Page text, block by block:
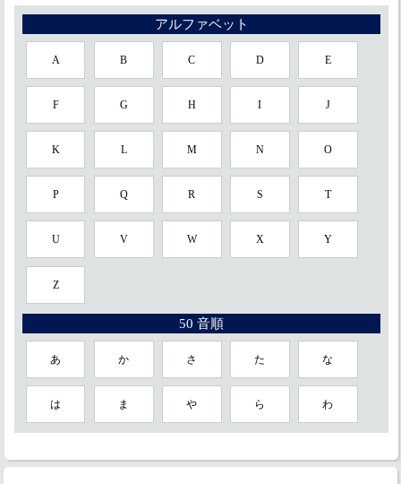
アルファベット
A B C D E
F G H I J
K L M N O
P Q R S T
U V W X Y
Z
50 音順
あ か さ た な
は ま や ら わ